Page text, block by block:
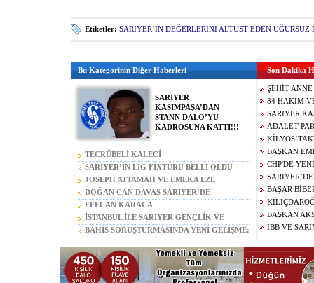
Etiketler: SARIYER’İN DEĞERLERİNİ ALTÜST EDEN
Bu Kategorinin Diğer Haberleri
SARIYER
KASIMPAŞA’DAN
STANN DALO’YU
KADROSUNA KATTI!!!
TECRÜBELİ KALECİ
BRAHİM SEHİC
SARIYER’DE
SARIYER’İN LİG FİXTÜRÜ BELLİ OLDU
JOSEPH ATTAMAH VE EMEKA EZE
SARIYER’DE
DOĞAN CAN DAVAS SARIYER’DE
EFECAN KARACA
RESMEN SARIYER’DE
İSTANBUL İLE SARIYER GENÇLİK VE
SPOR MÜDÜRLÜKLERİNİ
GÖREVE ÇAĞIRIYORUM!!!
BAHİS SORUŞTURMASINDA YENİ GELİŞME:
Son Dakika
ŞEHİT
ASGARİ
GAZİLERE
84 HAKİM
MEN
AKIN
CEZALARI
SARIYER
STANN
KATTI!!!
ADALET
KEMAL
HÜKÜMETİ
UYARDI!!!
EREN
NEDENİ
ADLİ TIP
BAŞKAN
DURMAK
GENÇ
CHP'DE
İSTANBUL
36 İLÇE
KAYIP
BAŞAR
TÜRK
950 LİRAYA
GERÇEK
REZİL
BAŞKAN
103. YILI
İBB VE
KENDİ
KİLYOS
ALAY